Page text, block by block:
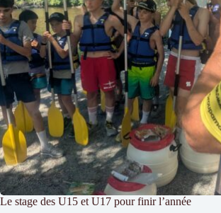
Le stage des U15 et U17 pour finir l’année